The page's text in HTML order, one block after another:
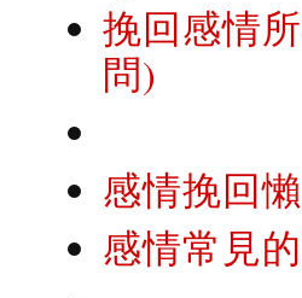
挽回感情
問)
感情挽回
感情常見